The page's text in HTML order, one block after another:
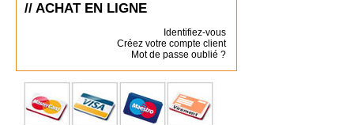
// ACHAT EN LIGNE
Identifiez-vous
Créez votre compte client
Mot de passe oublié ?